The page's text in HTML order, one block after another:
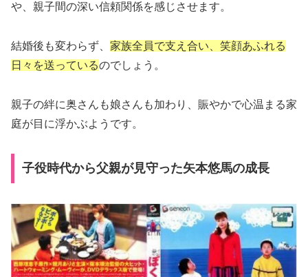
や、親子間の深い信頼関係を感じさせます。
結婚後も変わらず、 家族全員で支え合い、笑顔あふれる
日々を送っているのでしょう。
親子の絆に奥さんも娘さんも加わり、賑やかで心温まる家
庭が目に浮かぶようです。
子役時代から父親が見守った矢本悠馬の成長